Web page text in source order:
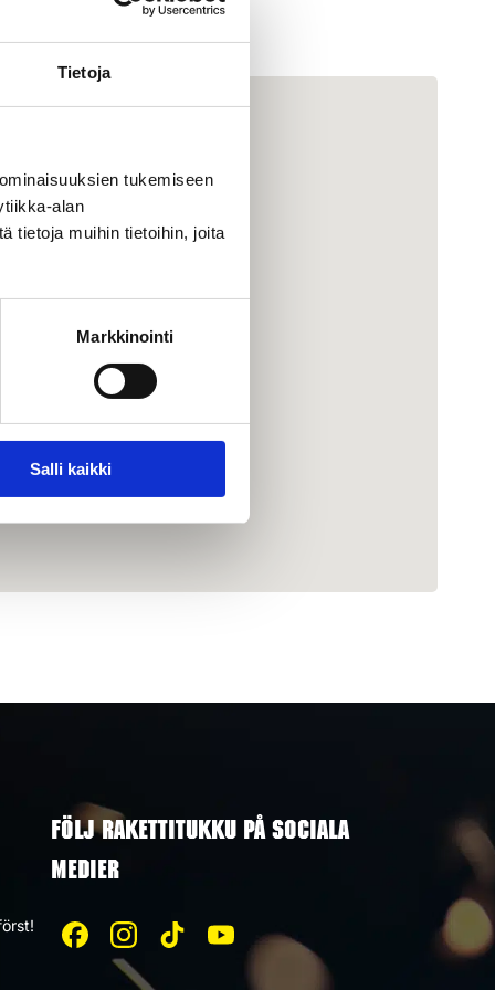
Tietoja
tukemiseen
alan
tietoja muihin tietoihin, joita
Markkinointi
Salli kaikki
FÖLJ RAKETTITUKKU PÅ SOCIALA
MEDIER